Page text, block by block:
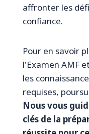
affronter les
confiance.
Pour en savoir
l'Examen AMF
les
requises,
Nous vous
clés de la